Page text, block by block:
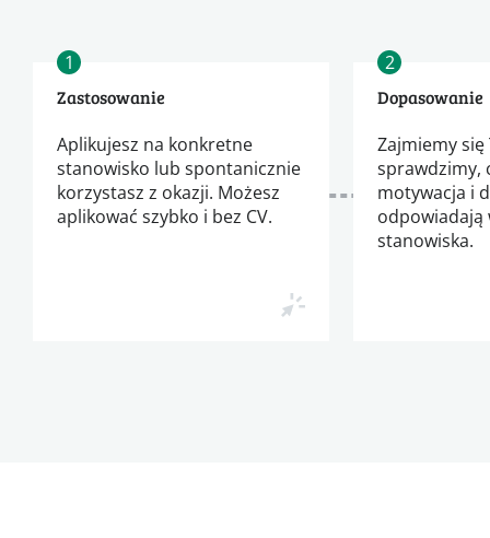
1
Zastosowanie
Aplikujesz na konkretne
stanowisko lub spontanicznie
korzystasz z okazji. Możesz
aplikować szybko i bez CV.
2
Dopasowanie
Zajmiemy
sprawdzimy,
motywacja i
odpowiadają
stanowiska.